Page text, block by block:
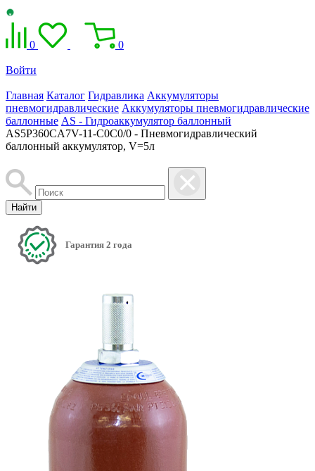
0 0
Войти
Главная Каталог Гидравлика Аккумуляторы
пневмогидравлические Аккумуляторы пневмогидравлические
баллонные AS - Гидроаккумулятор баллонный
AS5P360CA7V-11-C0C0/0 - Пневмогидравлический
баллонный аккумулятор, V=5л
Найти
Гарантия 2 года